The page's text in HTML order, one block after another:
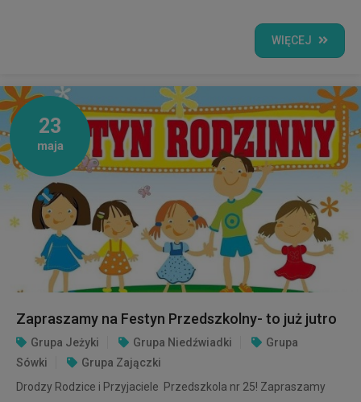
WIĘCEJ
23
maja
Zapraszamy na Festyn Przedszkolny- to już jutro
Grupa Jeżyki Grupa Niedźwiadki
Grupa
Sówki
Grupa Zajączki
Drodzy Rodzice i Przyjaciele Przedszkola nr 25! Zapraszamy